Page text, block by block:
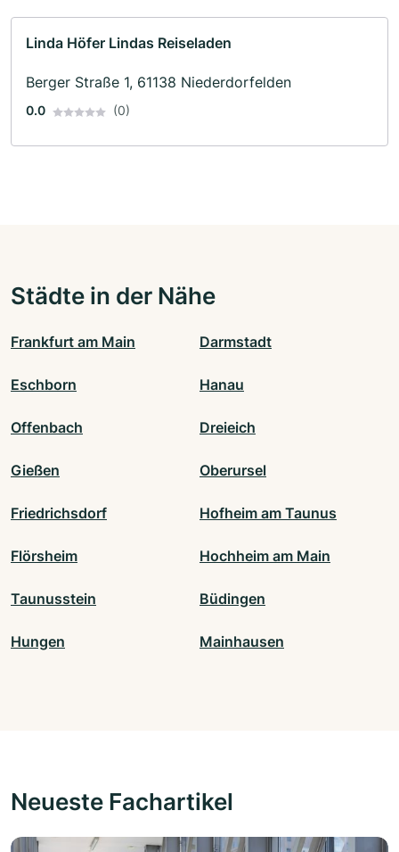
Linda Höfer Lindas Reiseladen
Berger Straße 1, 61138 Niederdorfelden
0.0 (0)
Städte in der Nähe
Frankfurt am Main Darmstadt
Eschborn Hanau
Offenbach Dreieich
Gießen Oberursel
Friedrichsdorf Hofheim am Taunus
Flörsheim Hochheim am Main
Taunusstein Büdingen
Hungen Mainhausen
Neueste Fachartikel